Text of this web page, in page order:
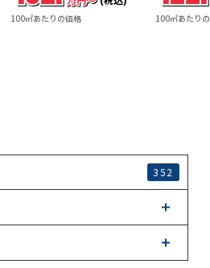
100㎡あたりの価格 100㎡あたり
352